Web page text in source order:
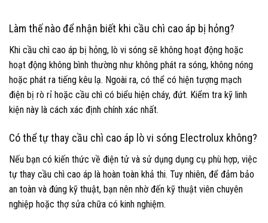
Làm thế nào để nhận biết khi cầu chì cao áp bị hỏng?
Khi cầu chì cao áp bị hỏng, lò vi sóng sẽ không hoạt động hoặc
hoạt động không bình thường như không phát ra sóng, không nóng
hoặc phát ra tiếng kêu lạ. Ngoài ra, có thể có hiện tượng mạch
điện bị rò rỉ hoặc cầu chì có biểu hiện cháy, đứt. Kiểm tra kỹ linh
kiện này là cách xác định chính xác nhất.
Có thể tự thay cầu chì cao áp lò vi sóng Electrolux không?
Nếu bạn có kiến thức về điện tử và sử dụng dụng cụ phù hợp, việc
tự thay cầu chì cao áp là hoàn toàn khả thi. Tuy nhiên, để đảm bảo
an toàn và đúng kỹ thuật, bạn nên nhờ đến kỹ thuật viên chuyên
nghiệp hoặc thợ sửa chữa có kinh nghiệm.